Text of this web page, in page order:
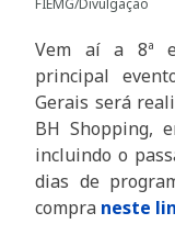
Vem aí a 8ª
principal
Gerais será
BH Shopping,
incluindo o
dias de
compra neste